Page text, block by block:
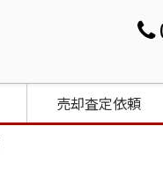
売却査定依頼